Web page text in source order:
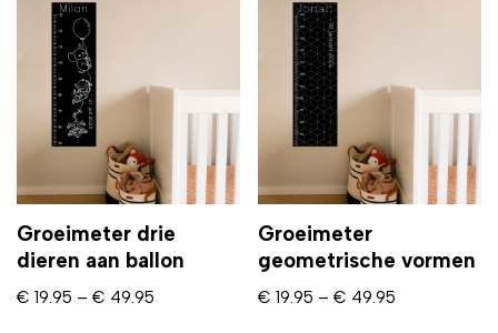
Groeimeter drie
dieren aan ballon
€ 19.95 – € 49.95
Groeimeter
geometrische vormen
€ 19.95 –€ 49.95